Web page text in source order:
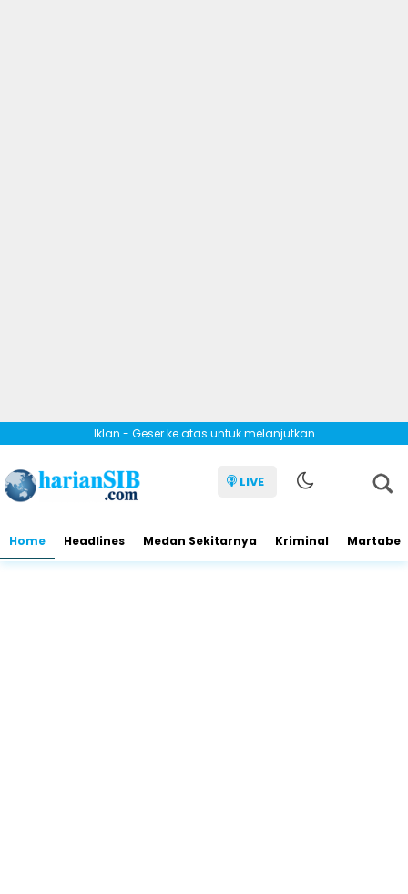
Iklan - Geser ke atas untuk melanjutkan
LIVE
Home Headlines Medan Sekitarnya Kriminal Martabe